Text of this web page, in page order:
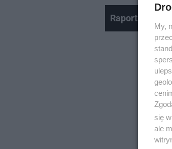
Raport z
My,
się
ale